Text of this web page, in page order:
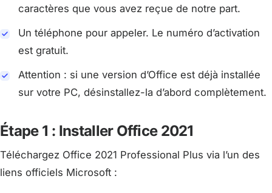
caractères que vous avez reçue de notre part.
Un téléphone pour appeler. Le numéro d’activation
est gratuit.
Attention : si une version d’Office est déjà installée
sur votre PC, désinstallez-la d’abord complètement.
Étape 1 : Installer Office 2021
Téléchargez Office 2021 Professional Plus via l’un des
liens officiels Microsoft :